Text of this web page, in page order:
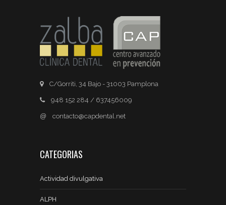
C/Gorriti, 34 Bajo - 31003 Pamplona
948 152 284 / 637456009
@ contacto@capdental.net
CATEGORIAS
Actividad divulgativa
ALPH